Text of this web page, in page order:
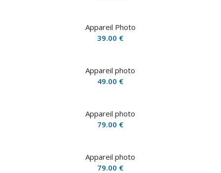
Appareil Photo
39.00 €
Appareil photo
49.00 €
Appareil photo
79.00 €
Appareil photo
79.00 €